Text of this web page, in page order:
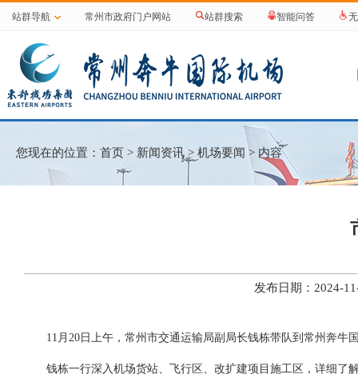
站群导航 常州市政府门户网站 站群搜索 智能问答
您现在的位置： 首页 > 新闻资讯 > 机场要闻 > 内容
发布日期：2024-
11月20日上午，常州市交通运输局副局长钱栋带队到常州奔
钱栋一行深入机场货站、飞行区、改扩建项目施工区，详细了